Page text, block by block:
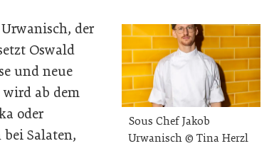
Sous Chef Jakob
Urwanisch © Tina Herzl
der
Oswald
und neue
wird ab dem
oder
Salaten,